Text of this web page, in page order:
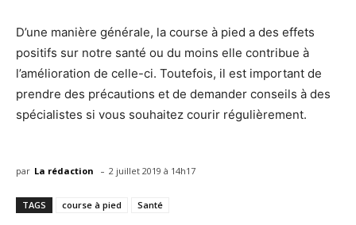
D’une manière générale, la course à pied a des effets
positifs sur notre santé ou du moins elle contribue à
l’amélioration de celle-ci. Toutefois, il est important de
prendre des précautions et de demander conseils à des
spécialistes si vous souhaitez courir régulièrement.
par La rédaction - 2 juillet 2019 à 14h17
TAGS course à pied Santé